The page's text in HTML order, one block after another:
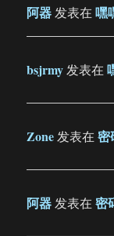
阿器发表在嘿
bsjrmy发表在
Zone发表在密
阿器发表在密